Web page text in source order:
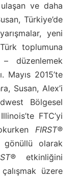
ulaşan ve daha
Türkiye’de
yeni
toplumuna
– düzenlemek
Mayıs 2015’te
Susan, Alex’i
Bölgesel
FTC’yi
FIRST®
gönüllü olarak
etkinliğini
üzere